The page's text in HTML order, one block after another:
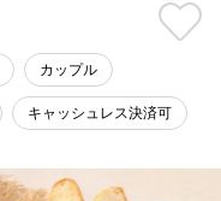
カップル
キャッシュレス決済可